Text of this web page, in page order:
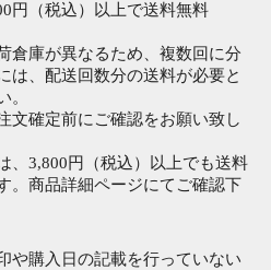
円（税込）以上で送料無料
倉庫が異なるため、複数回に分
は、配送回数分の送料が必要と
。
文確定前にご確認をお願い致し
、3,800円（税込）以上でも送料
。商品詳細ページにてご確認下
や購入日の記載を行っていない